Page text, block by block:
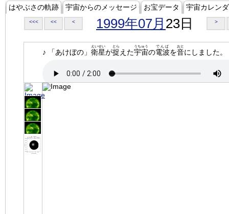
はやぶさの軌跡 宇宙からのメッセージ お宝データ 宇宙カレン
<<< << < 1999年07月 23日 >
♪ 「あけぼの」 衛星
えいせい
が捉
とら
えた宇宙
うちゅう
の電波
でんぱ
を音
おと
にしました。